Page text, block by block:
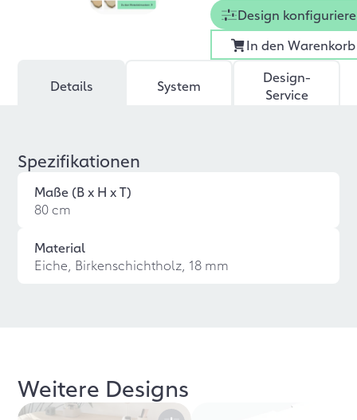
Design
In den Warenkorb
Details System
Design-
Service
Spezifikationen
Maße (B x H x T)
80 cm
Material
Eiche, Birkenschichtholz, 18 mm
Weitere Designs